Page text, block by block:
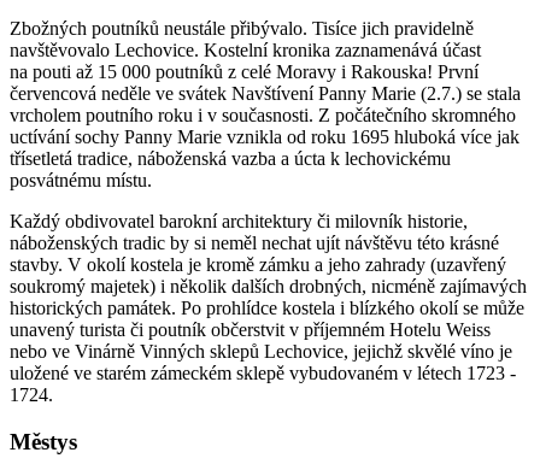
Zbožných poutníků neustále přibývalo. Tisíce jich pravidelně
navštěvovalo Lechovice. Kostelní kronika zaznamenává účast
na pouti až 15 000 poutníků z celé Moravy i Rakouska! První
červencová neděle ve svátek Navštívení Panny Marie (2.7.) se stala
vrcholem poutního roku i v současnosti. Z počátečního skromného
uctívání sochy Panny Marie vznikla od roku 1695 hluboká více jak
třísetletá tradice, náboženská vazba a úcta k lechovickému
posvátnému místu.
Každý obdivovatel barokní architektury či milovník historie,
náboženských tradic by si neměl nechat ujít návštěvu této krásné
stavby. V okolí kostela je kromě zámku a jeho zahrady (uzavřený
soukromý majetek) i několik dalších drobných, nicméně zajímavých
historických památek. Po prohlídce kostela i blízkého okolí se může
unavený turista či poutník občerstvit v příjemném Hotelu Weiss
nebo ve Vinárně Vinných sklepů Lechovice, jejichž skvělé víno je
uložené ve starém zámeckém sklepě vybudovaném v létech 1723 -
1724.
Městys